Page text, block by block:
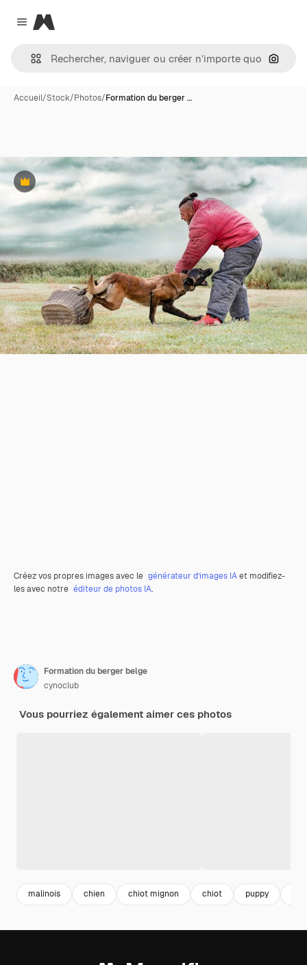
Close menu
Magnific
Accueil/Stock/Photos/Formation du berger …
Premium
Créez vos propres images avec le générateur d’images IAet modifiez-
les avec notre éditeur de photos IA.
Formation du berger belge
cynoclub
Vous pourriez également aimer ces photos
malinois chien chiot mignon chiot puppy